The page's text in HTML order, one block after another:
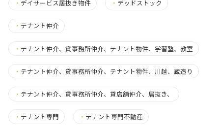
・ デイサービス居抜き物件 ・ デッドストック
・ テナント仲介
・ テナント仲介、貸事務所仲介、テナント物件、学習塾、教室
・ テナント仲介、貸事務所仲介、テナント物件、川越、蔵造り
・ テナント仲介、貸事務所仲介、貸店舗仲介、居抜き、
・ テナント専門 ・ テナント専門不動産